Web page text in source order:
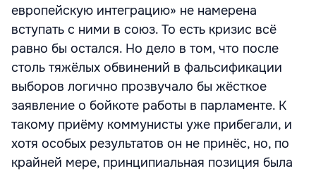
европейскую интеграцию» не намерена
вступать с ними в союз. То есть кризис всё
равно бы остался. Но дело в том, что после
столь тяжёлых обвинений в фальсификации
выборов логично прозвучало бы жёсткое
заявление о бойкоте работы в парламенте. К
такому приёму коммунисты уже прибегали, и
хотя особых результатов он не принёс, но, по
крайней мере, принципиальная позиция была